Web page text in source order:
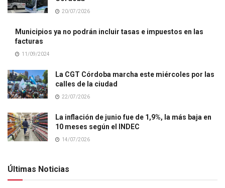
20/07/2026
Municipios ya no podrán incluir tasas e impuestos en las
facturas
11/09/2024
La CGT Córdoba marcha este miércoles por las
calles de la ciudad
22/07/2026
La inflación de junio fue de 1,9%, la más baja en
10 meses según el INDEC
14/07/2026
Últimas Noticias